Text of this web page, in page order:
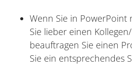
Wenn Sie in PowerPoint
Sie lieber einen
beauftragen Sie einen
Sie ein entsprechendes